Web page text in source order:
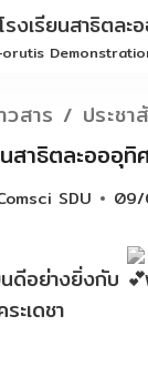
รงเรียนสาธิตละ
orutis
วสาร / ประชา
นสาธิตละอออุ
SDU 09/
ดีอย่างยิ่งกับ
ะเดชา